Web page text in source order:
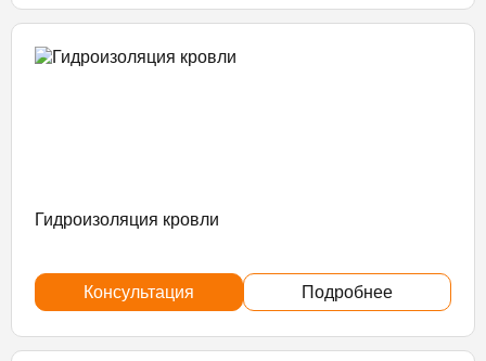
Гидроизоляция кровли
Консультация Подробнее